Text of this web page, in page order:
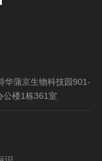
华蒲京生物科技园901-
公楼1栋361室